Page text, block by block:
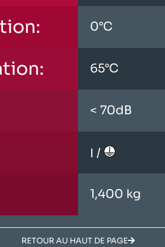
0°C
65°C
< 70dB
I /
1,400 kg
RETOUR AU HAUT DE PAGE